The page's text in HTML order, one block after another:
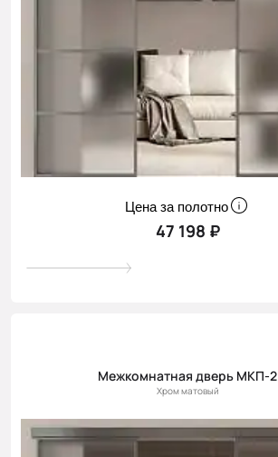
Цена за полотно
47 198 ₽
Межкомнатная дверь МКП-2
Хром матовый